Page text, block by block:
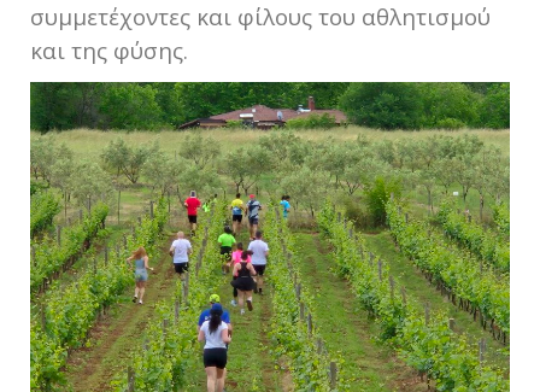
συμμετέχοντες και φίλους του αθλητισμού
και της φύσης.